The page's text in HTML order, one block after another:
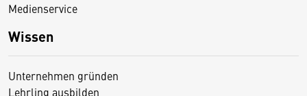
Medienservice
Wissen
Unternehmen gründen
Lehrling ausbilden